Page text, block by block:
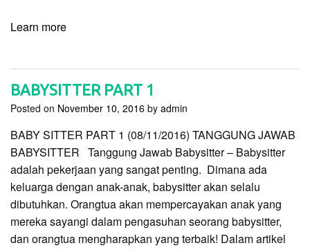
Learn more
BABYSITTER PART 1
Posted on November 10, 2016 by admin
BABY SITTER PART 1 (08/11/2016) TANGGUNG JAWAB
BABYSITTER Tanggung Jawab Babysitter – Babysitter
adalah pekerjaan yang sangat penting. Dimana ada
keluarga dengan anak-anak, babysitter akan selalu
dibutuhkan. Orangtua akan mempercayakan anak yang
mereka sayangi dalam pengasuhan seorang babysitter,
dan orangtua mengharapkan yang terbaik! Dalam artikel